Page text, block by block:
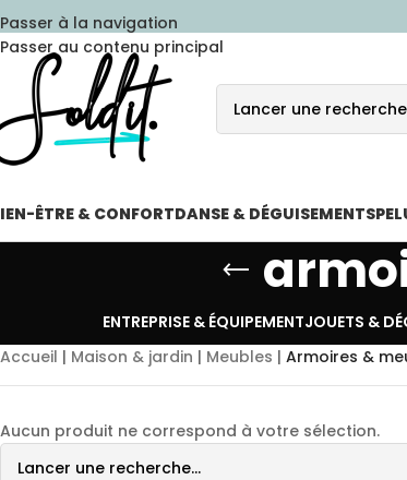
Passer à la navigation
Passer au contenu principal
ÊTRE & CONFORTDANSE & DÉGUISEMENTS
ENTREPRISE & ÉQUIPEMENTJOUETS &
Accueil | Maison & jardin | Meubles | Armoires &
Aucun produit ne correspond à votre sélection.